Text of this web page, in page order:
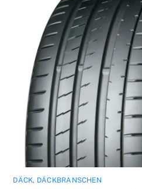
DÄCK, DÄCKBRANSCHEN